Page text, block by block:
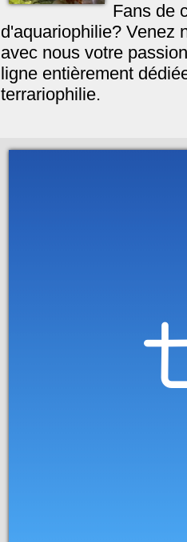
Fans de
d'aquariophilie? Venez
avec nous votre
ligne entièrement
terrariophilie.